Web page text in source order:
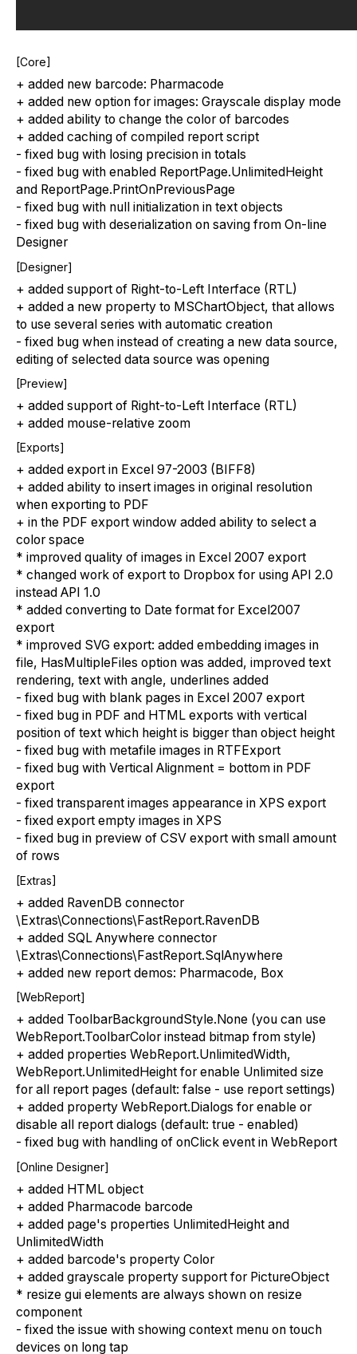
[Core]
+ added new barcode: Pharmacode
+ added new option for images: Grayscale display mode
+ added ability to change the color of barcodes
+ added caching of compiled report script
- fixed bug with losing precision in totals
- fixed bug with enabled ReportPage.UnlimitedHeight
and ReportPage.PrintOnPreviousPage
- fixed bug with null initialization in text objects
- fixed bug with deserialization on saving from On-line
Designer
[Designer]
+ added support of Right-to-Left Interface (RTL)
+ added a new property to MSChartObject, that allows
to use several series with automatic creation
- fixed bug when instead of creating a new data source,
editing of selected data source was opening
[Preview]
+ added support of Right-to-Left Interface (RTL)
+ added mouse-relative zoom
[Exports]
+ added export in Excel 97-2003 (BIFF8)
+ added ability to insert images in original resolution
when exporting to PDF
+ in the PDF export window added ability to select a
color space
* improved quality of images in Excel 2007 export
* changed work of export to Dropbox for using API 2.0
instead API 1.0
* added converting to Date format for Excel2007
export
* improved SVG export: added embedding images in
file, HasMultipleFiles option was added, improved text
rendering, text with angle, underlines added
- fixed bug with blank pages in Excel 2007 export
- fixed bug in PDF and HTML exports with vertical
position of text which height is bigger than object height
- fixed bug with metafile images in RTFExport
- fixed bug with Vertical Alignment = bottom in PDF
export
- fixed transparent images appearance in XPS export
- fixed export empty images in XPS
- fixed bug in preview of CSV export with small amount
of rows
[Extras]
+ added RavenDB connector
\Extras\Connections\FastReport.RavenDB
+ added SQL Anywhere connector
\Extras\Connections\FastReport.SqlAnywhere
+ added new report demos: Pharmacode, Box
[WebReport]
+ added ToolbarBackgroundStyle.None (you can use
WebReport.ToolbarColor instead bitmap from style)
+ added properties WebReport.UnlimitedWidth,
WebReport.UnlimitedHeight for enable Unlimited size
for all report pages (default: false - use report settings)
+ added property WebReport.Dialogs for enable or
disable all report dialogs (default: true - enabled)
- fixed bug with handling of onClick event in WebReport
[Online Designer]
+ added HTML object
+ added Pharmacode barcode
+ added page's properties UnlimitedHeight and
UnlimitedWidth
+ added barcode's property Color
+ added grayscale property support for PictureObject
* resize gui elements are always shown on resize
component
- fixed the issue with showing context menu on touch
devices on long tap